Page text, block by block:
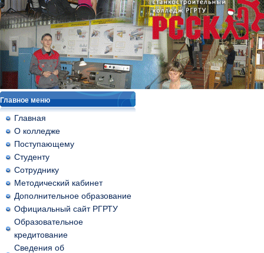
Главное меню
Главная
О колледже
Поступающему
Студенту
Сотруднику
Методический кабинет
Дополнительное образование
Официальный сайт РГРТУ
Образовательное
кредитование
Сведения об